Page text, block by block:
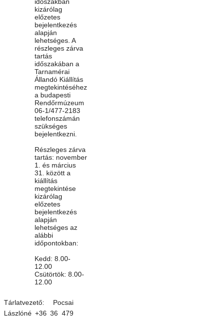
kizárólag
előzetes
bejelentkezés
alapján
lehetséges. A
részleges zárva
tartás
időszakában a
Tarnamérai
Állandó Kiállítás
megtekintéséhez
a budapesti
Rendőrmúzeum
06-1/477-2183
telefonszámán
szükséges
bejelentkezni.
Részleges zárva
tartás: november
1. és március
31. között a
kiállítás
megtekintése
kizárólag
előzetes
bejelentkezés
alapján
lehetséges az
alábbi
időpontokban:
Kedd: 8.00-
12.00
Csütörtök: 8.00-
12.00
Tárlatvezető: Pocsai
Lászlóné +36 36 479